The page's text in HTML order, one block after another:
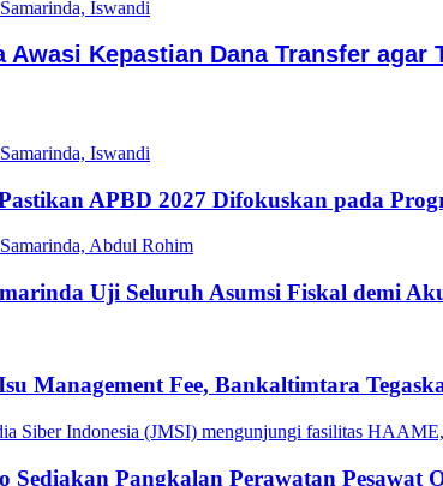
Awasi Kepastian Dana Transfer agar
APBD 2027 Difokuskan pada
Uji Seluruh Asumsi Fiskal demi
Management Fee, Bankaltimtara
Sediakan Pangkalan Perawatan Pesawat